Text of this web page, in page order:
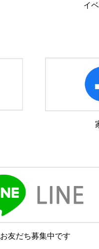
イ
お友だち募集中です